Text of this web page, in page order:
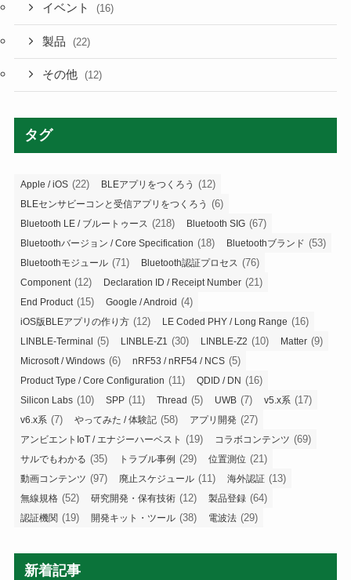
イベント (16)
製品 (22)
その他 (12)
タグ
Apple / iOS (22) BLEアプリをつくろう (12)
BLEセンサビーコンと受信アプリをつくろう (6)
Bluetooth LE / ブルートゥース (218) Bluetooth SIG (67)
Bluetoothバージョン / Core Specification (18) Bluetoothブランド (53)
Bluetoothモジュール (71) Bluetooth認証プロセス (76)
Component(12) Declaration ID / Receipt Number (21)
End Product(15) Google / Android (4)
iOS版BLEアプリの作り方 (12) LE Coded PHY / Long Range (16)
LINBLE-Terminal (5) LINBLE-Z1 (30) LINBLE-Z2 (10) Matter (9)
Microsoft / Windows (6) nRF53 / nRF54 / NCS (5)
Product Type / Core Configuration (11) QDID / DN (16)
Silicon Labs (10) SPP (11) Thread (5) UWB (7) v5.x系 (17)
v6.x系 (7) やってみた / 体験記 (58) アプリ開発 (27)
アンビエントIoT / エナジーハーベスト (19) コラボコンテンツ (69)
サルでもわかる (35) トラブル事例 (29) 位置測位 (21)
動画コンテンツ (97) 廃止スケジュール (11) 海外認証 (13)
無線規格 (52) 研究開発・保有技術 (12) 製品登録 (64)
認証機関 (19) 開発キット・ツール (38) 電波法 (29)
新着記事